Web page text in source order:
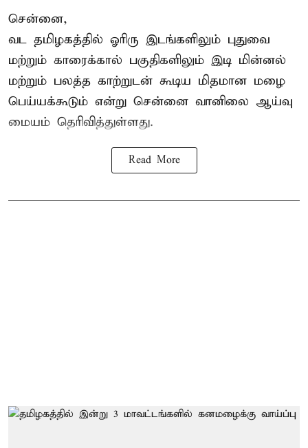
சென்னை,
வட தமிழகத்தில் ஓரிரு இடங்களிலும் புதுவை
மற்றும் காரைக்கால் பகுதிகளிலும் இடி மின்னல்
மற்றும் பலத்த காற்றுடன் கூடிய மிதமான மழை
பெய்யக்கூடும் என்று சென்னை வானிலை ஆய்வு
மையம் தெரிவித்துள்ளது.
Read More